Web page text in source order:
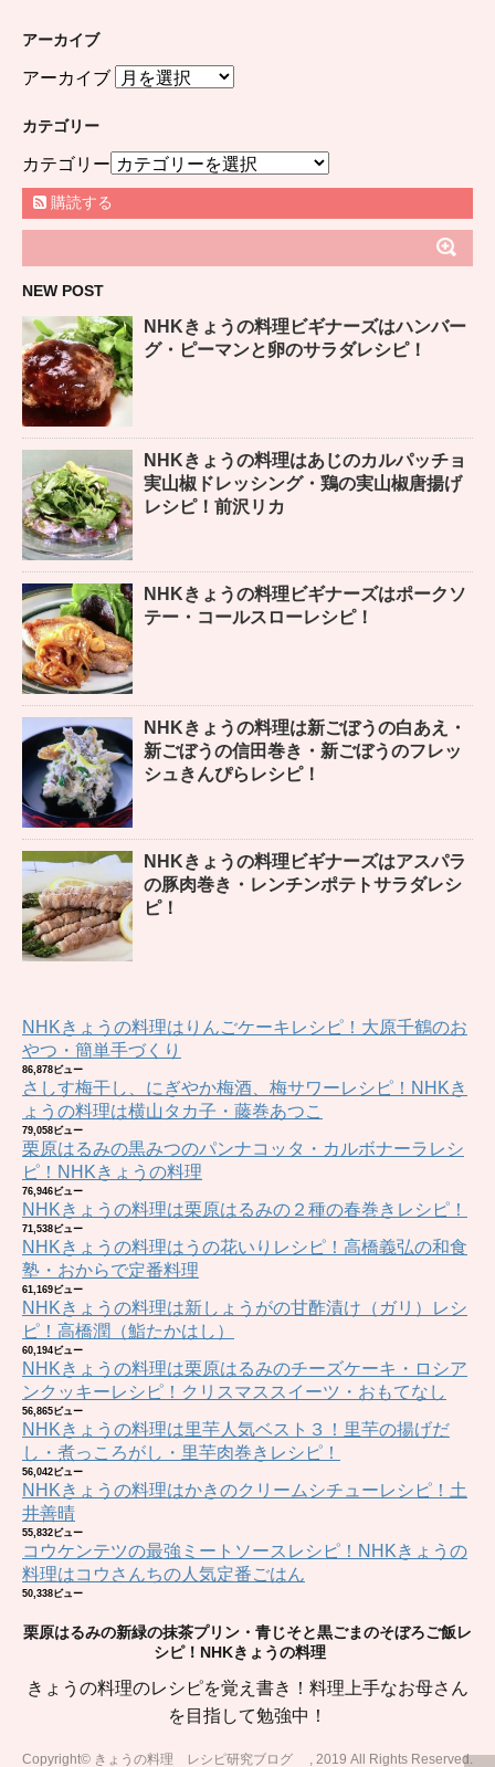
アーカイブ
アーカイブ
カテゴリー
カテゴリー
購読する
NEW POST
NHKきょうの料理ビギナーズはハンバー
グ・ピーマンと卵のサラダレシピ！
NHKきょうの料理はあじのカルパッチョ
実山椒ドレッシング・鶏の実山椒唐揚げ
レシピ！前沢リカ
NHKきょうの料理ビギナーズはポークソ
テー・コールスローレシピ！
NHKきょうの料理は新ごぼうの白あえ・
新ごぼうの信田巻き・新ごぼうのフレッ
シュきんぴらレシピ！
NHKきょうの料理ビギナーズはアスパラ
の豚肉巻き・レンチンポテトサラダレシ
ピ！
NHKきょうの料理はりんごケーキレシピ！大原千鶴のお
やつ・簡単手づくり
86,878ビュー
さしす梅干し、にぎやか梅酒、梅サワーレシピ！NHKき
ょうの料理は横山タカ子・藤巻あつこ
79,058ビュー
栗原はるみの黒みつのパンナコッタ・カルボナーラレシ
ピ！NHKきょうの料理
76,946ビュー
NHKきょうの料理は栗原はるみの２種の春巻きレシピ！
71,538ビュー
NHKきょうの料理はうの花いりレシピ！高橋義弘の和食
塾・おからで定番料理
61,169ビュー
NHKきょうの料理は新しょうがの甘酢漬け（ガリ）レシ
ピ！高橋潤（鮨たかはし）
60,194ビュー
NHKきょうの料理は栗原はるみのチーズケーキ・ロシア
ンクッキーレシピ！クリスマススイーツ・おもてなし
56,865ビュー
NHKきょうの料理は里芋人気ベスト３！里芋の揚げだ
し・煮っころがし・里芋肉巻きレシピ！
56,042ビュー
NHKきょうの料理はかきのクリームシチューレシピ！土
井善晴
55,832ビュー
コウケンテツの最強ミートソースレシピ！NHKきょうの
料理はコウさんちの人気定番ごはん
50,338ビュー
栗原はるみの新緑の抹茶プリン・青じそと黒ごまのそぼろご飯レ
シピ！NHKきょうの料理
きょうの料理のレシピを覚え書き！料理上手なお母さん
を目指して勉強中！
Copyright© きょうの料理 レシピ研究ブログ , 2019 All Rights Reserved.